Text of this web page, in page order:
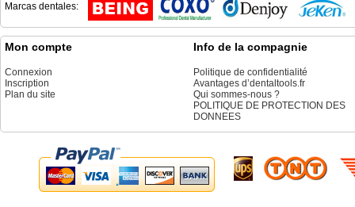
Marcas dentales:
Mon compte
Connexion
Inscription
Plan du site
Info de la compagnie
Politique de confidentialité
Avantages d’dentaltools.fr
Qui sommes-nous ?
POLITIQUE DE PROTECTION DES
DONNEES